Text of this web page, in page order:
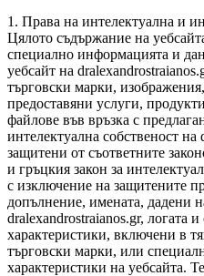
1. Права на интелектуална и
Цялото съдържание на
специално информацията и
уебсайт на
търговски марки,
предоставяни услуги,
файлове във връзка с
интелектуална собственост на
защитени от съответните
и гръцкия закон за
с изключение на защитените
допълнение, имената, дадени
dralexandrostraianos.gr, логата
характеристики, включени в
търговски марки, или
характеристики на уебсайта.